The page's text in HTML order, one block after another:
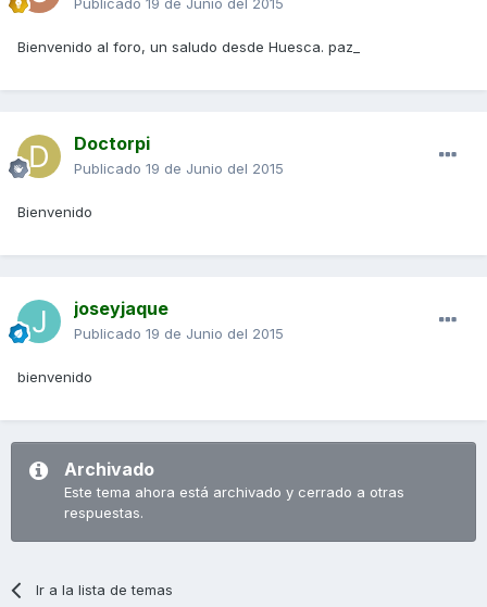
Bienvenido al foro, un saludo desde Huesca. paz_
Doctorpi
Publicado 19 de Junio del 2015
Bienvenido
joseyjaque
Publicado 19 de Junio del 2015
bienvenido
Archivado
Este tema ahora está archivado y cerrado a otras
respuestas.
Ir a la lista de temas